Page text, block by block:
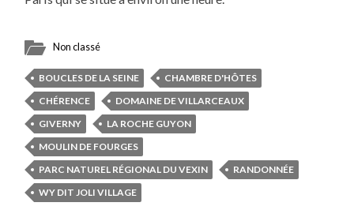
Non classé
BOUCLES DE LA SEINE
CHAMBRE D'HÔTES
CHÉRENCE
DOMAINE DE VILLARCEAUX
GIVERNY
LA ROCHE GUYON
MOULIN DE FOURGES
PARC NATUREL RÉGIONAL DU VEXIN
RANDONNÉE
WY DIT JOLI VILLAGE